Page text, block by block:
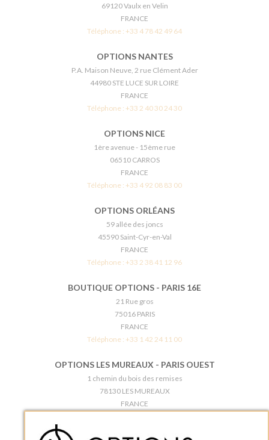
69120 Vaulx en Velin
FRANCE
Téléphone : +33 4 78 42 49 64
OPTIONS NANTES
P.A. Maison Neuve, 2 rue Clément Ader
44980 STE LUCE SUR LOIRE
FRANCE
Téléphone : +33 2 40 30 24 30
OPTIONS NICE
1ère avenue - 15ème rue
06510 CARROS
FRANCE
Téléphone : +33 4 92 08 83 00
OPTIONS ORLÉANS
59 allée des joncs
45590 Saint-Cyr-en-Val
FRANCE
Téléphone : +33 2 38 41 12 96
BOUTIQUE OPTIONS - PARIS 16E
21 Rue gros
75016 PARIS
FRANCE
Téléphone : +33 1 42 24 11 00
OPTIONS LES MUREAUX - PARIS OUEST
1 chemin du bois des remises
78130 LES MUREAUX
FRANCE